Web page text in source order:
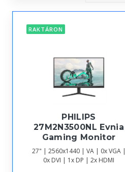
RAKTÁRON
PHILIPS
27M2N3500NL Evnia
Gaming Monitor
27" | 2560x1440 | VA | 0x VGA |
0x DVI | 1x DP | 2x HDMI